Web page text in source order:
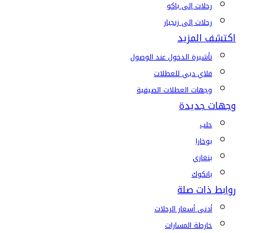
رحلات إلى باكو
رحلات إلى زنجبار
اكتشف المزيد
تأشيرة الدخول عند الوصول
فلاي دبي للعطلات
وجهات العطلات الصيفية
وجهات جديدة
حلب
بوخارا
بنغازي
بانكوك
روابط ذات صلة
أدنى أسعار الرحلات
خارطة المسارات